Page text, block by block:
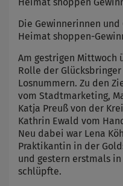
Die Gewinnerinnen
Heimat shoppen-
Am gestrigen
Rolle der
Losnummern. Zu den
vom Stadtmarketing,
Katja Preuß von der
Kathrin Ewald vom
Neu dabei war Lena
Praktikantin in der
und gestern erstmals
schlüpfte.